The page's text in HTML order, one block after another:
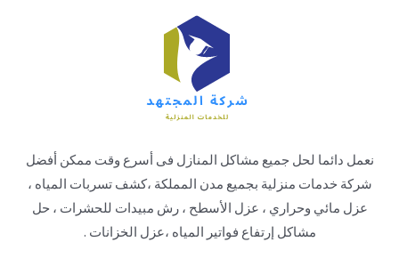
نعمل دائما لحل جميع مشاكل المنازل فى أسرع وقت ممكن أفضل
شركة خدمات منزلية بجميع مدن المملكة ،كشف تسربات المياه ،
عزل مائي وحراري ، عزل الأسطح ، رش مبيدات للحشرات ، حل
مشاكل إرتفاع فواتير المياه ،عزل الخزانات .